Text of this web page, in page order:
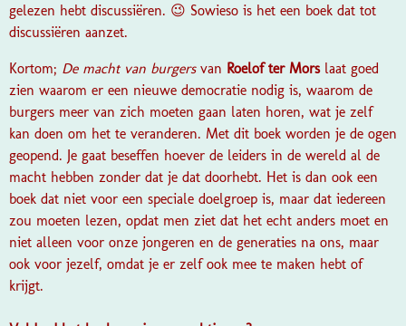
gelezen hebt discussiëren. 😉 Sowieso is het een boek dat tot
discussiëren aanzet.
Kortom; De macht van burgers van Roelof ter Mors laat goed
zien waarom er een nieuwe democratie nodig is, waarom de
burgers meer van zich moeten gaan laten horen, wat je zelf
kan doen om het te veranderen. Met dit boek worden je de ogen
geopend. Je gaat beseffen hoever de leiders in de wereld al de
macht hebben zonder dat je dat doorhebt. Het is dan ook een
boek dat niet voor een speciale doelgroep is, maar dat iedereen
zou moeten lezen, opdat men ziet dat het echt anders moet en
niet alleen voor onze jongeren en de generaties na ons, maar
ook voor jezelf, omdat je er zelf ook mee te maken hebt of
krijgt.